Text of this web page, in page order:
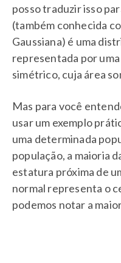
posso traduzir isso
(também conhecida
Gaussiana) é uma
representada por
simétrico, cuja área
Mas para você
usar um exemplo
uma determinada
população, a maioria
estatura próxima de
normal representa o
podemos notar a